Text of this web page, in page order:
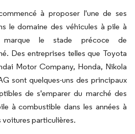
à proposer l'une de ses
le domaine des véhicules à pile à
le stade précoce de
Des entreprises telles que Toyota
Motor Company, Honda, Nikola
sont quelques-uns des principaux
de s'emparer du marché des
à combustible dans les années à
voitures particulières.